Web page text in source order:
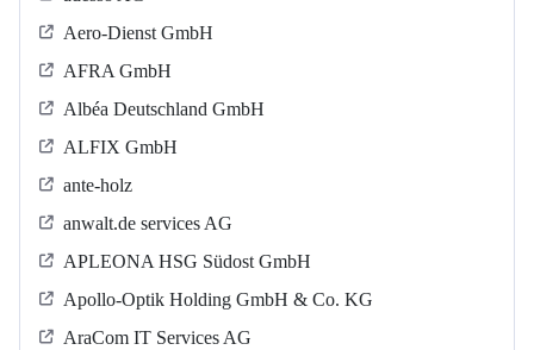
Aero-Dienst GmbH
AFRA GmbH
Albéa Deutschland GmbH
ALFIX GmbH
ante-holz
anwalt.de services AG
APLEONA HSG Südost GmbH
Apollo-Optik Holding GmbH & Co. KG
AraCom IT Services AG